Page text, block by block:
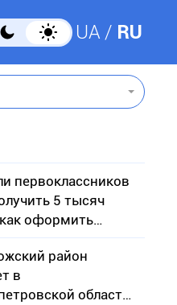
UA RU
первоклассников
5 тысяч
оформить
район
в
области